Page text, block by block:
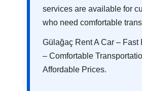
services are available for
who need comfortable
Gülağaç Rent A Car – Fast
– Comfortable
Affordable Prices.